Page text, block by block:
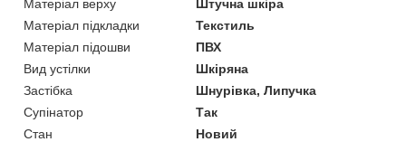
Матеріал верху
Штучна шкіра
Матеріал підкладки
Текстиль
Матеріал підошви
ПВХ
Вид устілки
Шкіряна
Застібка
Шнурівка, Липучка
Супінатор
Так
Стан
Новий